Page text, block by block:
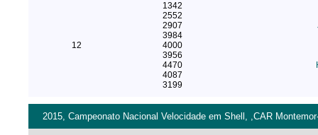
12
1342
2552
2907
3984
4000
3956
4470
4087
3199
2015, Campeonato Nacional Velocidade em Shell, ,CAR